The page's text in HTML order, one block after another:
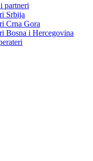
partneri
Srbija
Crna Gora
Bosna i Hercegovina